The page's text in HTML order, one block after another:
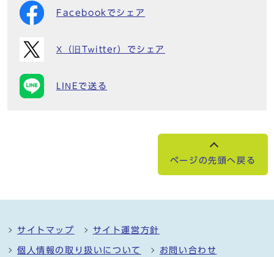
Facebookでシェア
X（旧Twitter）でシェア
LINEで送る
ページの先頭へ戻る
サイトマップ サイト運営方針
個人情報の取り扱いについて お問い合わせ